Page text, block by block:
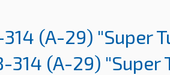
314 (A-29) "Super
314 (A-29) "Super